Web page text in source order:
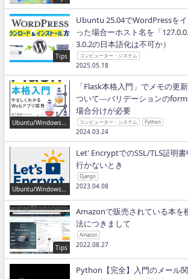
Tips
Ubuntu 25.04でWordPressを
った場合ーホスト名を「
3.0.2の日本語化は不可か）
コンピューター・システム
2025.05.18
Ubuntu/Windows/P
「Flask本格入門」でメモの更
ついて―バリデーションの
場合分けが必要
コンピューター・システム Python
2024.03.24
Ubuntu/Windows/P
ython/IT
Let' EncryptでのSSL/TLS証明
行かないとき
Django
2023.04.08
Tips
Amazonで販売されている本を
法につきまして
Amazon
2022.08.27
Python【完全】入門のメール